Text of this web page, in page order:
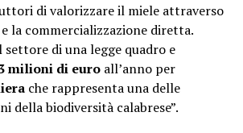
di valorizzare il miele attraverso
la commercializzazione diretta.
di una legge quadro e
milioni di euroall’anno per
che rappresenta una delle
della biodiversità calabrese”.